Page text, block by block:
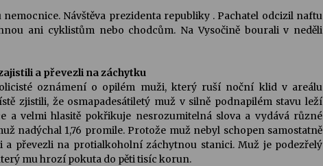
Rufus
V
Varhanní recitál Michala Novenka v
Klášteře Želiv
3. 7. 2026
Návštěva prezidenta republiky . Pachatel odcizil naftu
ani cyklistům nebo chodcům. Na Vysočině bourali v neděli
a převezli na záchytku
oznámení o opilém muži, který ruší noční klid v areálu
zjistili, že osmapadesátiletý muž v silně podnapilém stavu leží
a velmi hlasitě pokřikuje nesrozumitelná slova a vydává různé
nadýchal 1,76 promile. Protože muž nebyl schopen samostatně
převezli na protialkoholní záchytnou stanici. Muž je podezřelý
mu hrozí pokuta do pěti tisíc korun.